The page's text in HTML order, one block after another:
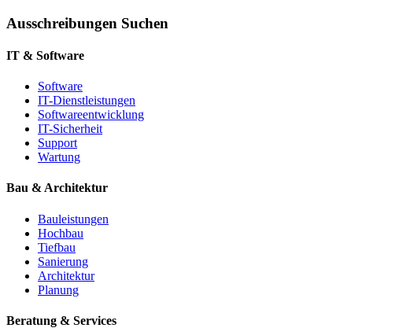
Ausschreibungen Suchen
IT & Software
Software
IT-Dienstleistungen
Softwareentwicklung
IT-Sicherheit
Support
Wartung
Bau & Architektur
Bauleistungen
Hochbau
Tiefbau
Sanierung
Architektur
Planung
Beratung & Services